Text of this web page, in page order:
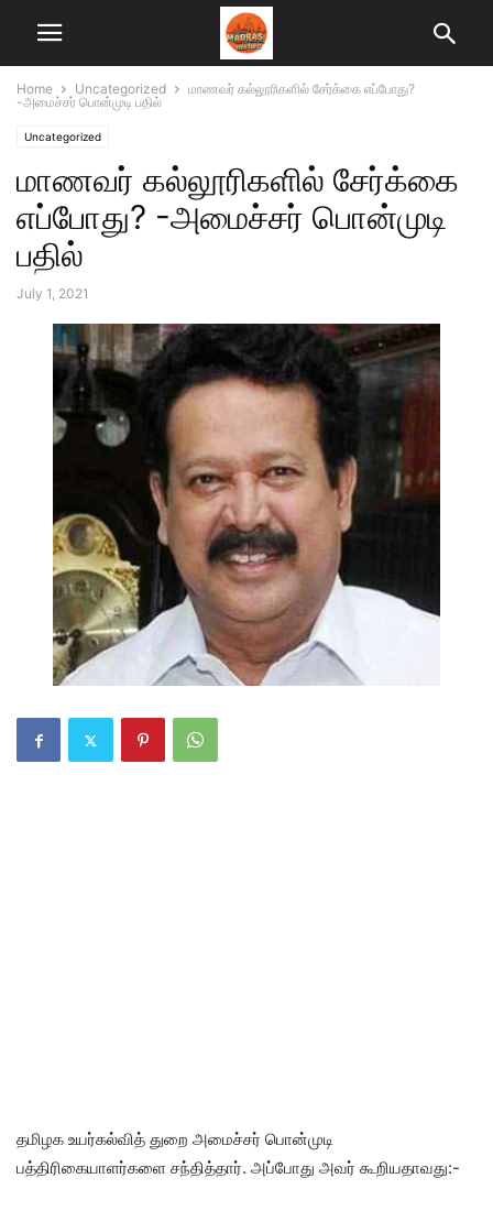
Home Uncategorized
மாணவர் கல்லூரிகளில் சேர்க்கை எப்போது?
-அமைச்சர் பொன்முடி பதில்
Uncategorized
மாணவர் கல்லூரிகளில் சேர்க்கை
எப்போது? -அமைச்சர் பொன்முடி
பதில்
July 1, 2021
தமிழக உயர்கல்வித் துறை அமைச்சர் பொன்முடி
பத்திரிகையாளர்களை சந்தித்தார். அப்போது அவர் கூறியதாவது:-